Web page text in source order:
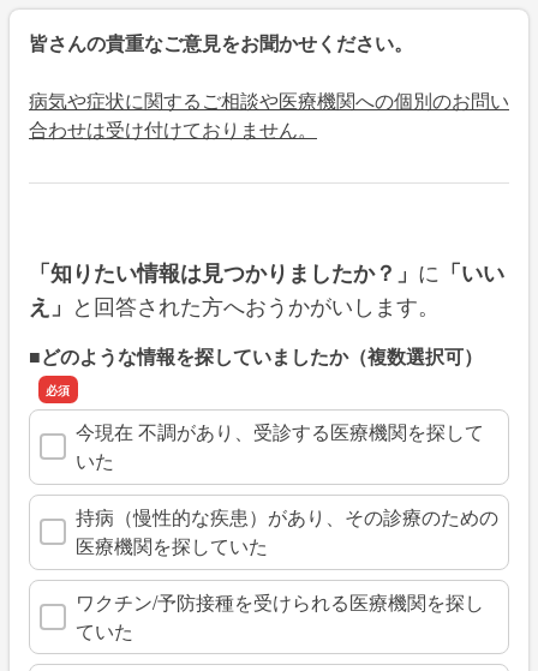
皆さんの貴重なご意見をお聞かせください。
病気や症状に関するご相談や医療機関への個別のお問い
合わせは受け付けておりません。
「知りたい情報は見つかりましたか？」 に 「いい
え」 と回答された方へおうかがいします。
■どのような情報を探していましたか（複数選択可）
今現在 不調があり、受診する医療機関を探して
いた
持病（慢性的な疾患）があり、その診療のための
医療機関を探していた
ワクチン/予防接種を受けられる医療機関を探し
ていた